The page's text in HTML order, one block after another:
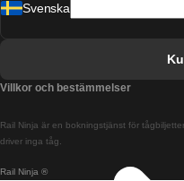
Tåg från
Rail Ninja ®
Rail Ninja är en bokningstjänst för
driver inga tåg.
Svenska
Villkor och bestämmelser